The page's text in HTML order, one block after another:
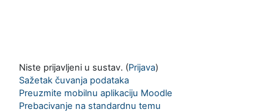
Niste prijavljeni u sustav. (Prijava)
Sažetak čuvanja podataka
Preuzmite mobilnu aplikaciju Moodle
Prebacivanje na standardnu temu